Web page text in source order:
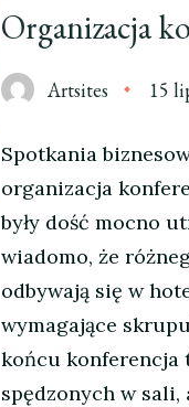
Organizacja
Artsites 15
Spotkania
organizacja
były dość mocno
wiadomo, że
odbywają się w
wymagające
końcu
spędzonych w